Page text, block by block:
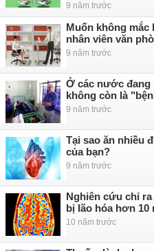
9 năm trước
Muốn không mắc
nhân viên văn
9 năm trước
Ở các nước
không còn là
9 năm trước
Tại sao ăn nhiều
của bạn?
9 năm trước
Nghiên cứu chỉ
bị lão hóa hơn
10 năm trước